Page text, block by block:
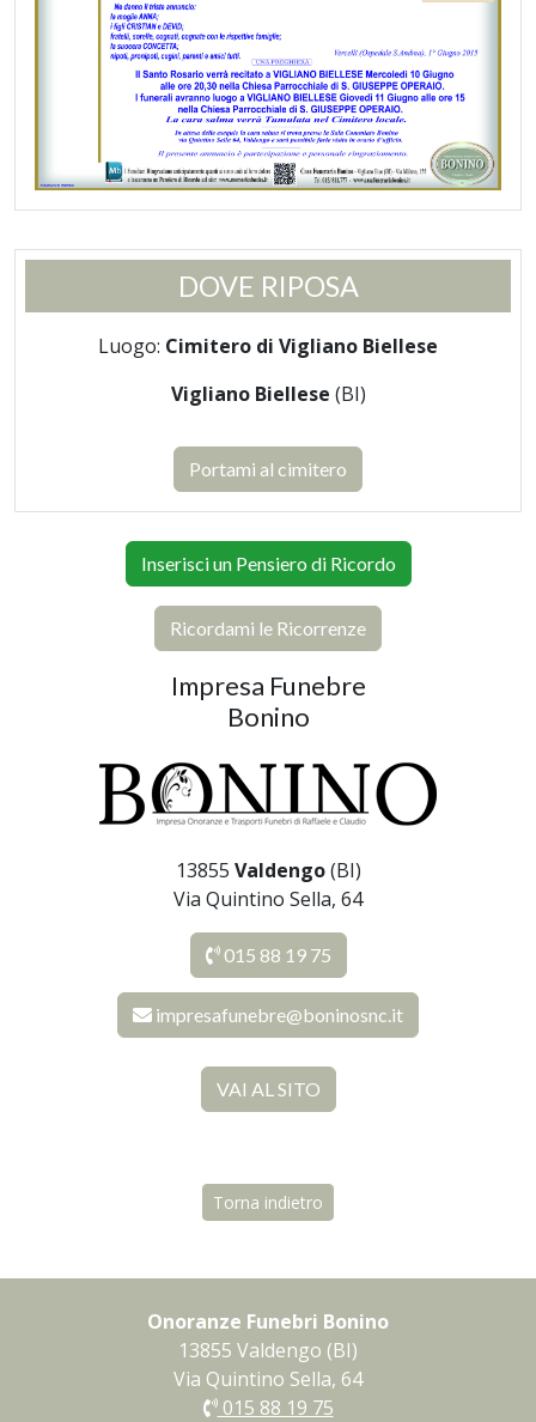
DOVE RIPOSA
Luogo: Cimitero di Vigliano Biellese
Vigliano Biellese (BI)
Portami al cimitero
Inserisci un Pensiero di Ricordo
Ricordami le Ricorrenze
Impresa Funebre
Bonino
13855 Valdengo(BI)
Via Quintino Sella, 64
015 88 19 75
impresafunebre@boninosnc.it
VAI AL SITO
Torna indietro
Onoranze Funebri Bonino
13855 Valdengo (BI)
Via Quintino Sella, 64
015 88 19 75